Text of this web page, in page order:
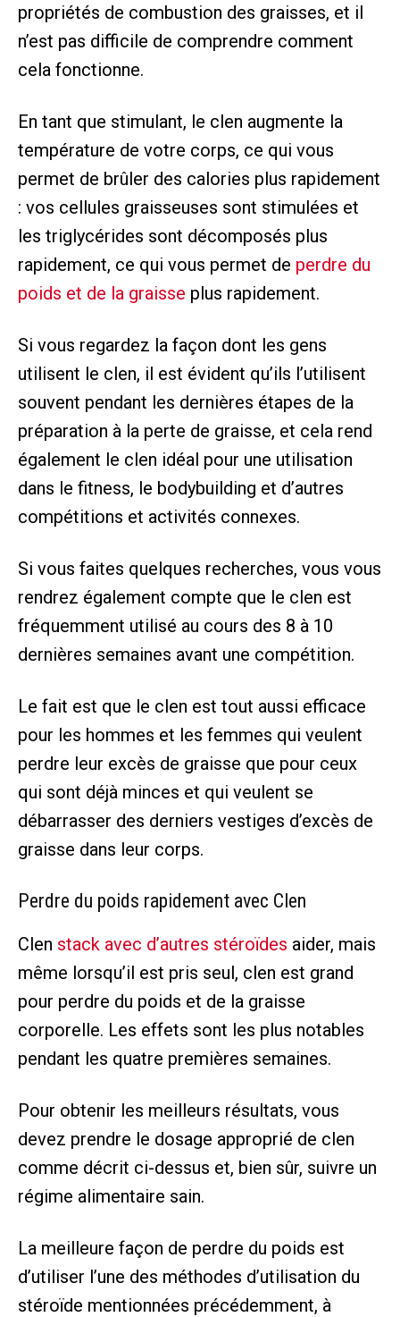
propriétés de combustion des graisses, et il
n’est pas difficile de comprendre comment
cela fonctionne.
En tant que stimulant, le clen augmente la
température de votre corps, ce qui vous
permet de brûler des calories plus rapidement
: vos cellules graisseuses sont stimulées et
les triglycérides sont décomposés plus
rapidement, ce qui vous permet de perdre du
poids et de la graisse plus rapidement.
Si vous regardez la façon dont les gens
utilisent le clen, il est évident qu’ils l’utilisent
souvent pendant les dernières étapes de la
préparation à la perte de graisse, et cela rend
également le clen idéal pour une utilisation
dans le fitness, le bodybuilding et d’autres
compétitions et activités connexes.
Si vous faites quelques recherches, vous vous
rendrez également compte que le clen est
fréquemment utilisé au cours des 8 à 10
dernières semaines avant une compétition.
Le fait est que le clen est tout aussi efficace
pour les hommes et les femmes qui veulent
perdre leur excès de graisse que pour ceux
qui sont déjà minces et qui veulent se
débarrasser des derniers vestiges d’excès de
graisse dans leur corps.
Perdre du poids rapidement avec Clen
Clen stack avec d’autres stéroïdes aider, mais
même lorsqu’il est pris seul, clen est grand
pour perdre du poids et de la graisse
corporelle. Les effets sont les plus notables
pendant les quatre premières semaines.
Pour obtenir les meilleurs résultats, vous
devez prendre le dosage approprié de clen
comme décrit ci-dessus et, bien sûr, suivre un
régime alimentaire sain.
La meilleure façon de perdre du poids est
d’utiliser l’une des méthodes d’utilisation du
stéroïde mentionnées précédemment, à